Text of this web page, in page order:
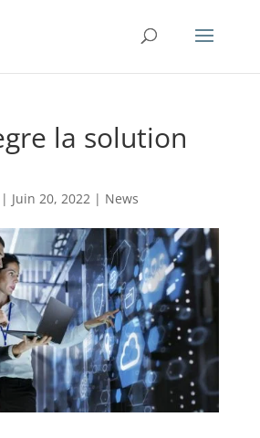
la solution
Juin 20, 2022| News